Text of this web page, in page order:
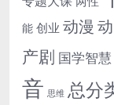
能 创业 动漫
产剧 国学智慧
音 思维 总分